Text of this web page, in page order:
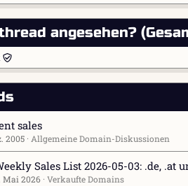
angesehen?
sales
2005 Allgemeine Domain-Diskussionen
Sales List 2026-05-03: .de, .at
Mai 2026 Verkaufte Domains